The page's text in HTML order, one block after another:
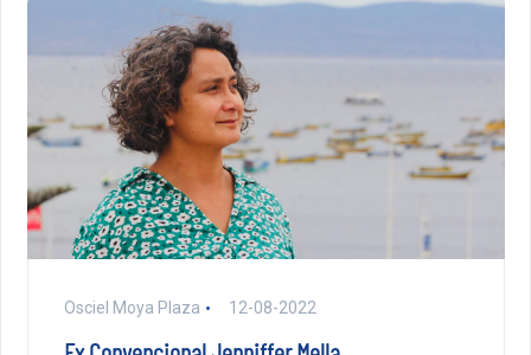
Osciel Moya Plaza 12-08-2022